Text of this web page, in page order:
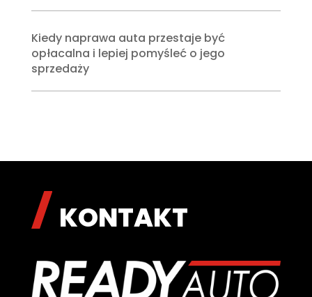
Kiedy naprawa auta przestaje być
opłacalna i lepiej pomyśleć o jego
sprzedaży
KONTAKT